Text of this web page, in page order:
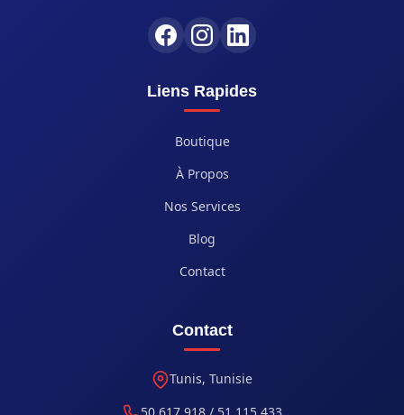
Liens Rapides
Boutique
À Propos
Nos Services
Blog
Contact
Contact
Tunis, Tunisie